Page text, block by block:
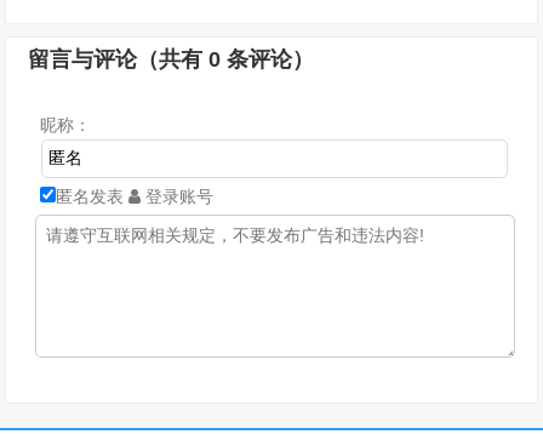
留言与评论（共有0 条评论）
昵称：
匿名发表 登录账号